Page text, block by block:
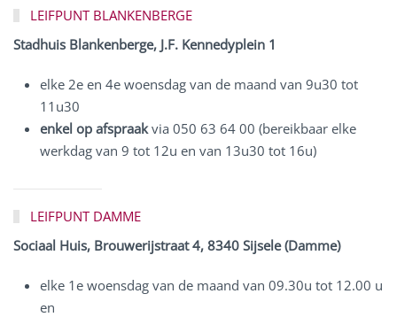
LEIFPUNT BLANKENBERGE
Stadhuis Blankenberge, J.F. Kennedyplein 1
elke 2e en 4e woensdag van de maand van 9u30 tot
11u30
enkel op afspraakvia 050 63 64 00 (bereikbaar elke
werkdag van 9 tot 12u en van 13u30 tot 16u)
LEIFPUNT DAMME
Sociaal Huis, Brouwerijstraat 4, 8340 Sijsele (Damme)
elke 1e woensdag van de maand van 09.30u tot 12.00 u
en